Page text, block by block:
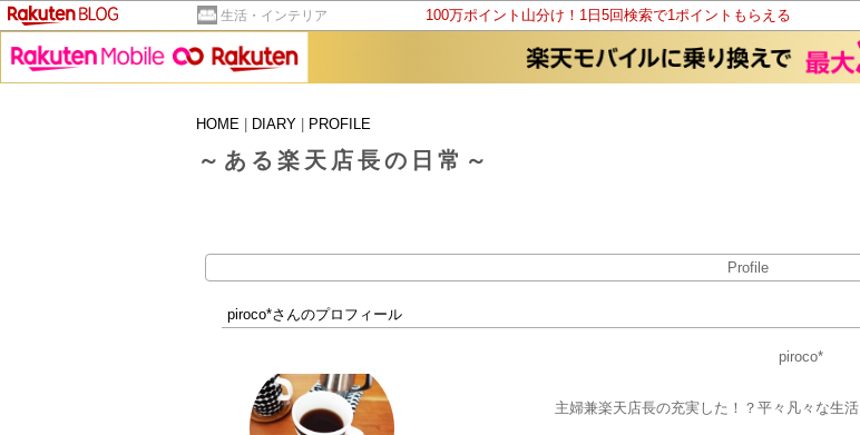
生活・インテリア 100万ポイント山分け！1日5回検索で1ポイントもらえる
HOME
DIARY PROFILE
～ある楽天店長の日常～
Profile
piroco*さんのプロフィール
piroco*
主婦兼楽天店長の充実した！？平々凡々な生